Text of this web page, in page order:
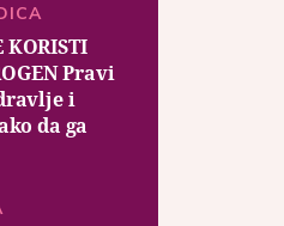
KORISTI
Pravi
i
da ga